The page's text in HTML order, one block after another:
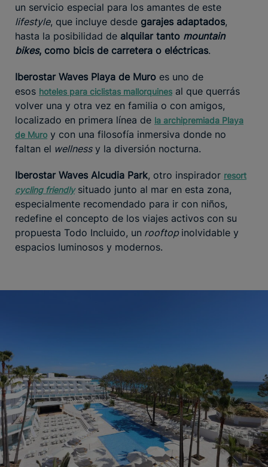
un servicio especial para los amantes de este
lifestyle, que incluye desde garajes adaptados,
hasta la posibilidad de alquilar tanto mountain
bikes, como bicis de carretera o eléctricas.
Iberostar Waves Playa de Muro es uno de
esos hoteles para ciclistas mallorquines al que querrás
volver una y otra vez en familia o con amigos,
localizado en primera línea de la archipremiada Playa
de Muro y con una filosofía inmersiva donde no
faltan el wellnessy la diversión nocturna.
Iberostar Waves Alcudia Park, otro inspirador resort
cycling friendlysituado junto al mar en esta zona,
especialmente recomendado para ir con niños,
redefine el concepto de los viajes activos con su
propuesta Todo Incluido, un rooftop inolvidable y
espacios luminosos y modernos.